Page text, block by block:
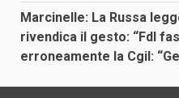
Marcinelle: La Russa
rivendica il gesto: “FdI
erroneamente la Cgil: